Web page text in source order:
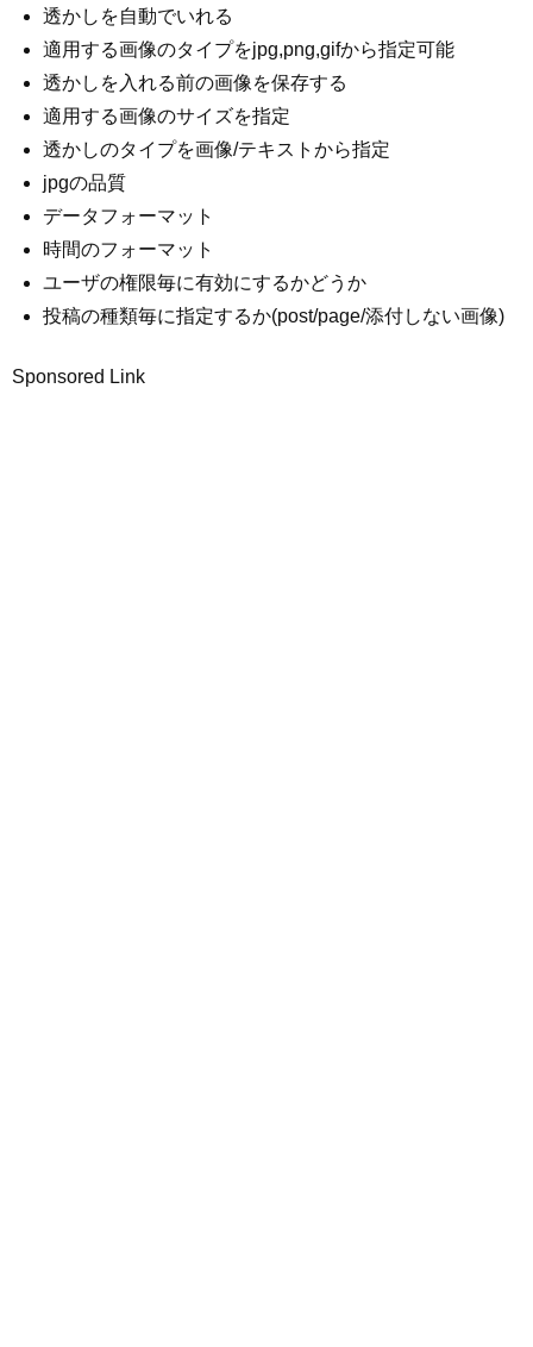
透かしを自動でいれる
適用する画像のタイプをjpg,png,gifから指定可能
透かしを入れる前の画像を保存する
適用する画像のサイズを指定
透かしのタイプを画像/テキストから指定
jpgの品質
データフォーマット
時間のフォーマット
ユーザの権限毎に有効にするかどうか
投稿の種類毎に指定するか(post/page/添付しない画像)
Sponsored Link